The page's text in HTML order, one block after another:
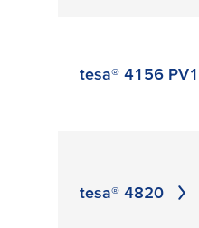
tesa® 4156 PV1
tesa® 4820